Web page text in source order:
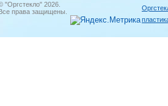
"Оргстекло" 2026.
права защищены.